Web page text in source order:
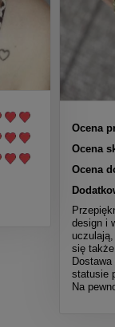
Ocena
Ocena
Ocena
design i
się
statusie
Na